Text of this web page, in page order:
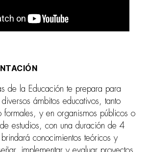
de la Educación te prepara para
ámbitos educativos, tanto
formales, y en organismos públicos o
estudios, con una duración de 4
conocimientos teóricos y
implementar y evaluar proyectos